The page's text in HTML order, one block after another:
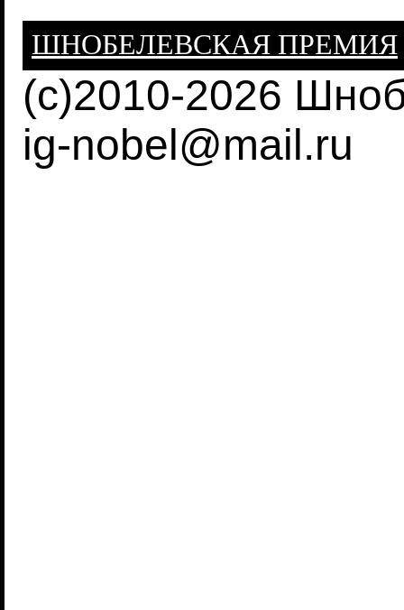
ШНОБЕЛЕВСКАЯ ПРЕМИЯ
(c)2010-2026
ig-nobel@mail.ru